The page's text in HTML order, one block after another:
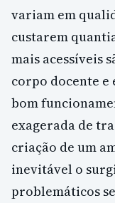
variam em
custarem
mais acessíveis
corpo docente e
bom
exagerada de
criação de um
inevitável o
problemáticos